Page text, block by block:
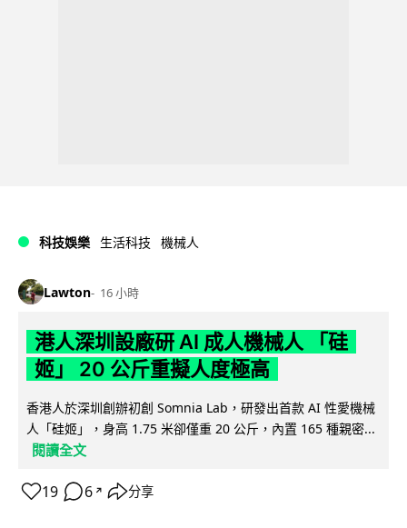
科技娛樂 生活科技 機械人
Lawton 16 小時
港人深圳設廠研 AI 成人機械人 「硅
姬」 20 公斤重擬人度極高
香港人於深圳創辦初創 Somnia Lab，研發出首款 AI 性愛機械
人「硅姬」，身高 1.75 米卻僅重 20 公斤，內置 165 種親密...
閱讀全文
19 6 ↗ 分享